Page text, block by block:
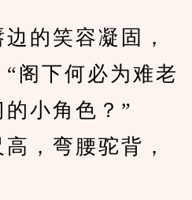
笑容凝固，
阁下何必为难老
小角色？”
弯腰驼背，